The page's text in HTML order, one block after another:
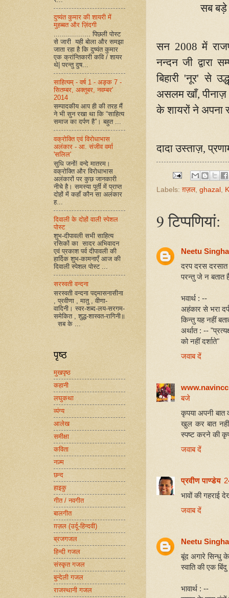
सब बड़े
सन 2008 में
नन्दन जी द्वारा
बिहारी 'नूर'से
असलम खाँ,
के शायरों ने अपना
दादा उस्ताज़,
Labels: ग़ज़ल, ghazal
9 टिप्‍पणियां:
Neetu
दरप दरस दरसात
परन्तु जे न
भवार्थ : --
अहंकार से भरा
किन्तु यह नहीं
अर्थात : --
को नहीं दर्शाते"
जवाब दें
बजे
कृपया अपनी
खुल कर बात नहीं
स्पष्ट करने की
जवाब दें
प्रवीण पाण्डेय
भावों की गहराई
जवाब दें
Neetu
बूंद अगारे सिन्धु
स्वाति की एक
भावार्थ : --
दुष्यंत कुमार की शायरी में
मुहब्बत और ज़िंदगी
.................. पिछली पोस्ट
से जारी यही बोला और समझा
जाता रहा है कि दुष्यंत कुमार
एक क्रांन्तिकारी कवि / शायर
थे| परन्तु दुष...
साहित्यम् - वर्ष 1 - अङ्क 7 -
सितम्बर, अक्तूबर, नवम्बर'
2014
सम्पादकीय आप ही की तरह मैं
ने भी सुन रखा था कि “साहित्य
समाज का दर्पण है”। बहुत ...
वक्रोक्ति एवं विरोधाभास
अलंकार - आ. संजीव वर्मा
'सलिल'
सुधि जनों! वन्दे मातरम।
वक्रोक्ति और विरोधाभास
अलंकारों पर कुछ जानकारी
नीचे है। समस्या पूर्ती में प्राप्त
दोहों में कहाँ कौन सा अलंकार
ह...
दिवाली के दोहों वाली स्पेशल
पोस्ट
शुभ-दीपावली सभी साहित्य
रसिकों का सादर अभिवादन
एवं प्रकाश पर्व दीपावली की
हार्दिक शुभ-कामनाएँ आज की
दिवाली स्पेशल पोस्ट ...
सरस्वती वन्दना
सरस्वती वन्दना पद्मासनासीना
, प्रवीणा , मातु , वीणा-
वादिनी। स्वर-शब्द-लय-सरगम-
समेकित , शुद्ध-शास्वत-रागिनी॥
सब के ...
पृष्ठ
मुखपृष्ठ
कहानी
लघुकथा
व्यंग्य
आलेख
समीक्षा
कविता
नज़्म
छन्द
हाइकु
गीत / नवगीत
बालगीत
ग़ज़ल (उर्दू-हिन्दवी)
ब्रजगजल
हिन्दी गजल
संस्कृत गजल
बुन्देली गजल
राजस्थानी गजल